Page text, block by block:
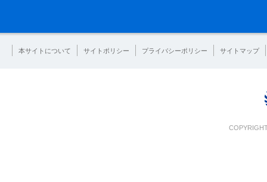
本サイトについて サイトポリシー プライバシーポリシー サイトマップ